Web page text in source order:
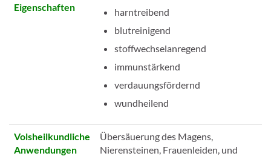
Eigenschaften
harntreibend
blutreinigend
stoffwechselanregend
immunstärkend
verdauungsfördernd
wundheilend
Volsheilkundliche
Anwendungen
Übersäuerung des Magens,
Nierensteinen, Frauenleiden, und